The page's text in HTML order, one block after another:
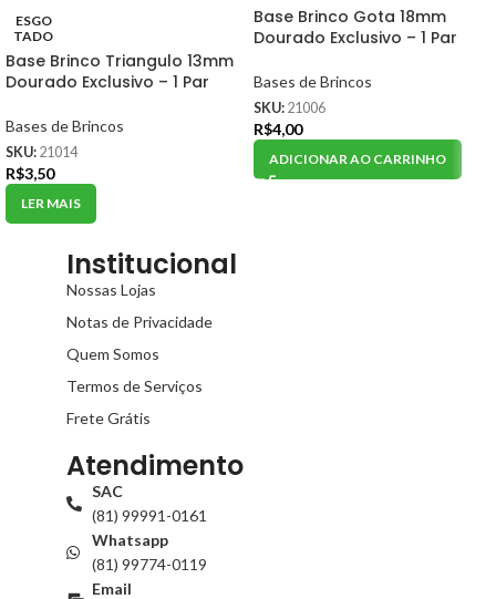
ESGO
TADO
Base Brinco Triangulo 13mm
Dourado Exclusivo – 1 Par
Bases de Brincos
SKU: 21014
R$3,50
LER MAIS
Base Brinco Gota 18mm
Dourado Exclusivo – 1 Par
Bases de Brincos
SKU: 21006
R$4,00
ADICIONAR AO CARRINHO
Institucional
Nossas Lojas
Notas de Privacidade
Quem Somos
Termos de Serviços
Frete Grátis
Atendimento
SAC
(81) 99991-0161
Whatsapp
(81) 99774-0119
Email